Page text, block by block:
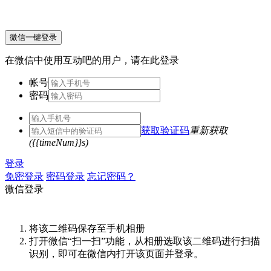
微信一键登录
在微信中使用互动吧的用户，请在此登录
帐号
密码
获取验证码重新获取
({{timeNum}}s)
登录
免密登录 密码登录 忘记密码？
微信登录
将该二维码保存至手机相册
打开微信“扫一扫”功能，从相册选取该二维码进行扫描
识别，即可在微信内打开该页面并登录。